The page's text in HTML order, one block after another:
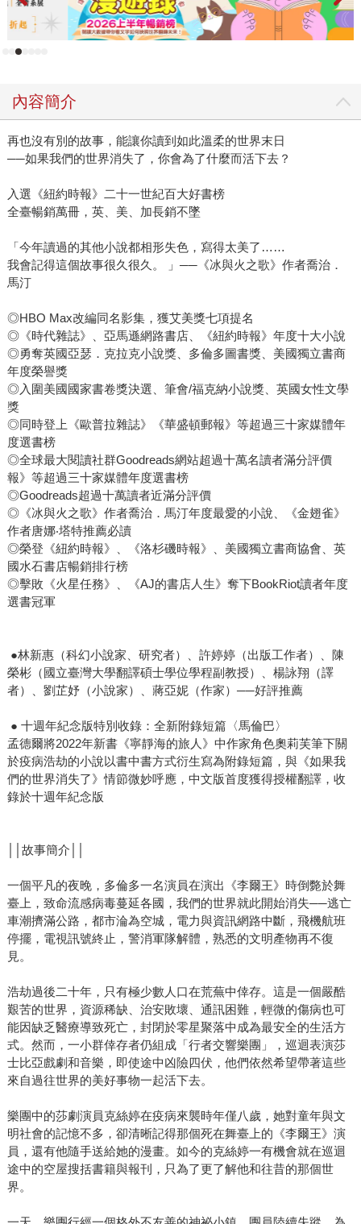
內容簡介
再也沒有別的故事，能讓你讀到如此溫柔的世界末日
──如果我們的世界消失了，你會為了什麼而活下去？
入選《紐約時報》二十一世紀百大好書榜
全臺暢銷萬冊，英、美、加長銷不墜
「今年讀過的其他小說都相形失色，寫得太美了……
我會記得這個故事很久很久。 」──《冰與火之歌》作者喬治．
馬汀
◎HBO Max改編同名影集，獲艾美獎七項提名
◎《時代雜誌》、亞馬遜網路書店、《紐約時報》年度十大小說
◎勇奪英國亞瑟．克拉克小說獎、多倫多圖書獎、美國獨立書商
年度榮譽獎
◎入圍美國國家書卷獎決選、筆會/福克納小說獎、英國女性文學
獎
◎同時登上《歐普拉雜誌》《華盛頓郵報》等超過三十家媒體年
度選書榜
◎全球最大閱讀社群Goodreads網站超過十萬名讀者滿分評價
報》等超過三十家媒體年度選書榜
◎Goodreads超過十萬讀者近滿分評價
◎《冰與火之歌》作者喬治．馬汀年度最愛的小說、《金翅雀》
作者唐娜‧塔特推薦必讀
◎榮登《紐約時報》、《洛杉磯時報》、美國獨立書商協會、英
國水石書店暢銷排行榜
◎擊敗《火星任務》、《AJ的書店人生》奪下BookRiot讀者年度
選書冠軍
●林新惠（科幻小說家、研究者）、許婷婷（出版工作者）、陳
榮彬（國立臺灣大學翻譯碩士學位學程副教授）、楊詠翔（譯
者）、劉芷妤（小說家）、蔣亞妮（作家）──好評推薦
● 十週年紀念版特別收錄：全新附錄短篇〈馬倫巴〉
孟德爾將2022年新書《寧靜海的旅人》中作家角色奧莉芙筆下關
於疫病浩劫的小說以書中書方式衍生寫為附錄短篇，與《如果我
們的世界消失了》情節微妙呼應，中文版首度獲得授權翻譯，收
錄於十週年紀念版
││故事簡介││
一個平凡的夜晚，多倫多一名演員在演出《李爾王》時倒斃於舞
臺上，致命流感病毒蔓延各國，我們的世界就此開始消失──逃亡
車潮擠滿公路，都市淪為空城，電力與資訊網路中斷，飛機航班
停擺，電視訊號終止，警消軍隊解體，熟悉的文明產物再不復
見。
浩劫過後二十年，只有極少數人口在荒蕪中倖存。這是一個嚴酷
艱苦的世界，資源稀缺、治安敗壞、通訊困難，輕微的傷病也可
能因缺乏醫療導致死亡，封閉於零星聚落中成為最安全的生活方
式。然而，一小群倖存者仍組成「行者交響樂團」，巡迴表演莎
士比亞戲劇和音樂，即使途中凶險四伏，他們依然希望帶著這些
來自過往世界的美好事物一起活下去。
樂團中的莎劇演員克絲婷在疫病來襲時年僅八歲，她對童年與文
明社會的記憶不多，卻清晰記得那個死在舞臺上的《李爾王》演
員，還有他隨手送給她的漫畫。如今的克絲婷一有機會就在巡迴
途中的空屋搜括書籍與報刊，只為了更了解他和往昔的那個世
界。